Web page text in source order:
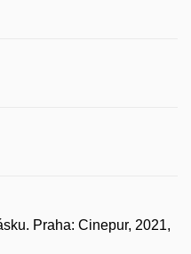
Praha: Cinepur, 2021,